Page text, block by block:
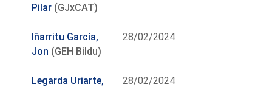
Pilar (GJxCAT)
Iñarritu García,
Jon (GEH Bildu)
28/02/2024
Legarda Uriarte,
28/02/2024